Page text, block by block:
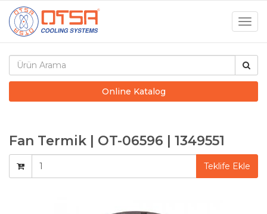
Online Katalog
Fan Termik | OT-06596 | 1349551
Teklife Ekle